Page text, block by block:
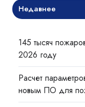
Недавнее
145 тысяч
2026 году
Расчет
новым ПО для